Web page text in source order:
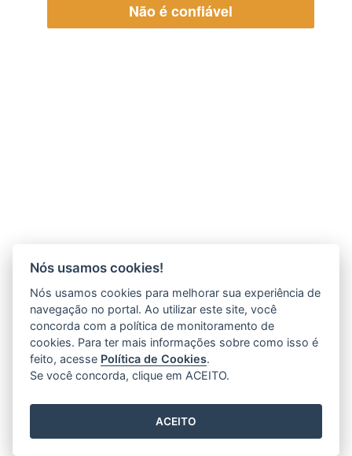
Não é confiável
Nós usamos cookies!
Nós usamos cookies para melhorar sua experiência de
navegação no portal. Ao utilizar este site, você
concorda com a política de monitoramento de
cookies. Para ter mais informações sobre como isso é
feito, acesse Política de Cookies.
Se você concorda, clique em ACEITO.
ACEITO